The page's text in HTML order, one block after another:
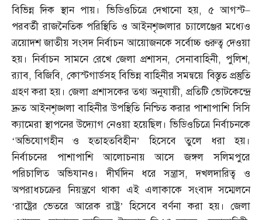
বিভিন্ন দিক স্থান পায়। ভিডিওচিত্রে দেখানো হয়, ৫ আগস্ট–
পরবর্তী রাজনৈতিক পরিস্থিতি ও আইনশৃঙ্খলার চ্যালেঞ্জের মধ্যেও
ত্রয়োদশ জাতীয় সংসদ নির্বাচন আয়োজনকে সর্বোচ্চ গুরুত্ব দেওয়া
হয়। নির্বাচন সামনে রেখে জেলা প্রশাসন, সেনাবাহিনী, পুলিশ,
র‌্যাব,বিজিবি, কোস্টগার্ডসহ বিভিন্ন বাহিনীর সমন্বয়ে বিস্তৃত প্রস্তুতি
গ্রহণ করা হয়। জেলা প্রশাসকের তথ্য অনুযায়ী, প্রতিটি ভোটকেন্দ্রে
দ্রুত আইনশৃঙ্খলা বাহিনীর উপস্থিতি নিশ্চিত করার পাশাপাশি সিসি
ক্যামেরা স্থাপনের উদ্যোগ নেওয়া হয়েছিল। ভিডিওচিত্রে নির্বাচনকে
‘অভিযোগহীন ও হতাহতবিহীন’ হিসেবে তুলে ধরা হয়।
নির্বাচনের পাশাপাশি আলোচনায় আসে জঙ্গল সলিমপুরে
পরিচালিত অভিযানও। দীর্ঘদিন ধরে সন্ত্রাস,দখলদারিত্ব ও
অপরাধচক্রের নিয়ন্ত্রণে থাকা এই এলাকাকে সংবাদ সম্মেলনে
‘রাষ্ট্রের ভেতরে আরেক রাষ্ট্র’ হিসেবে বর্ণনা করা হয়। জেলা